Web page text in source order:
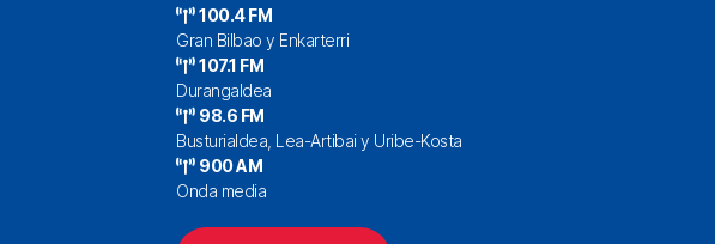
100.4 FM
Gran Bilbao y Enkarterri
107.1 FM
Durangaldea
98.6 FM
Busturialdea, Lea-Artibai y Uribe-Kosta
900 AM
Onda media